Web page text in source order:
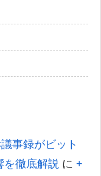
事録がビット
を徹底解説 に +